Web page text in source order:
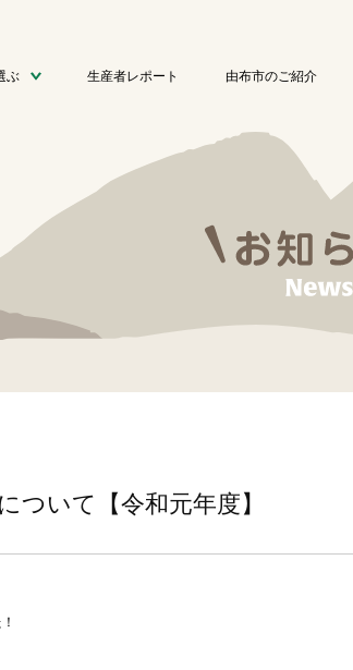
ぶ 生産者レポート 由布市のご紹介
ついて【令和元年度】